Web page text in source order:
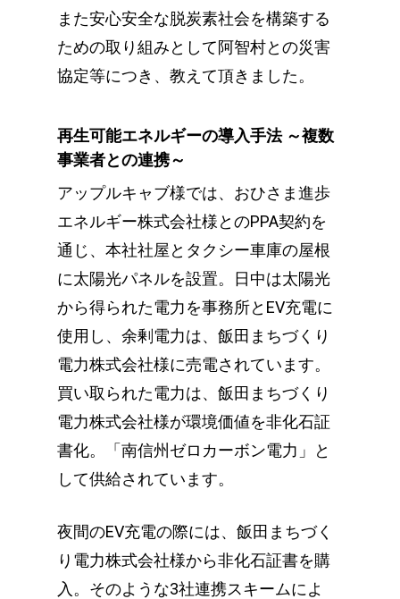
また安心安全な脱炭素社会を構築する
ための取り組みとして阿智村との災害
協定等につき、教えて頂きました。
再生可能エネルギーの導入手法 ～複数
事業者との連携～
アップルキャブ様では、おひさま進歩
エネルギー株式会社様とのPPA契約を
通じ、本社社屋とタクシー車庫の屋根
に太陽光パネルを設置。日中は太陽光
から得られた電力を事務所とEV充電に
使用し、余剰電力は、飯田まちづくり
電力株式会社様に売電されています。
買い取られた電力は、飯田まちづくり
電力株式会社様が環境価値を非化石証
書化。「南信州ゼロカーボン電力」と
して供給されています。
夜間のEV充電の際には、飯田まちづく
り電力株式会社様から非化石証書を購
入。そのような3社連携スキームによ